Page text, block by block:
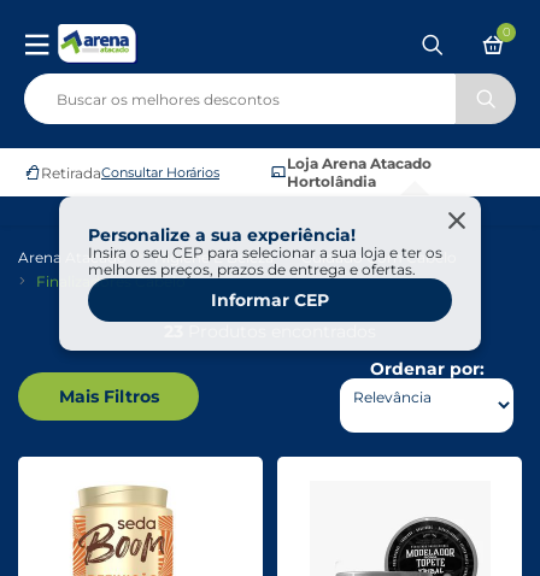
RetiradaConsultar Horários
Loja Arena Atacado
Hortolândia
Personalize a sua experiência!
Insira o seu CEP para selecionar a sua loja e ter os
melhores preços, prazos de entrega e ofertas.
Informar CEP
0
Arena Atacado Higiene E Beleza
Cuidado Com Cabelo
Finalizadores Cabelo
Mais Filtros
Ordenar por: